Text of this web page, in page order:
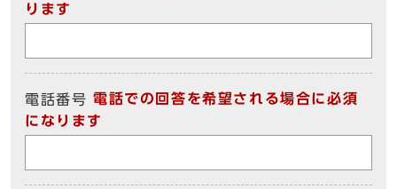
ります
電話番号 電話での回答を希望される場合に必須
になります